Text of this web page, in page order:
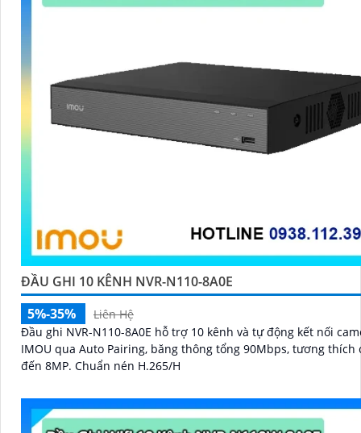
ĐẦU GHI 10 KÊNH NVR-N110-8A0E
5%-35%
Liên Hệ
Đầu ghi NVR-N110-8A0E hỗ trợ 10 kênh và tự động kết nối
IMOU qua Auto Pairing, băng thông tổng 90Mbps, tương thích
đến 8MP. Chuẩn nén H.265/H